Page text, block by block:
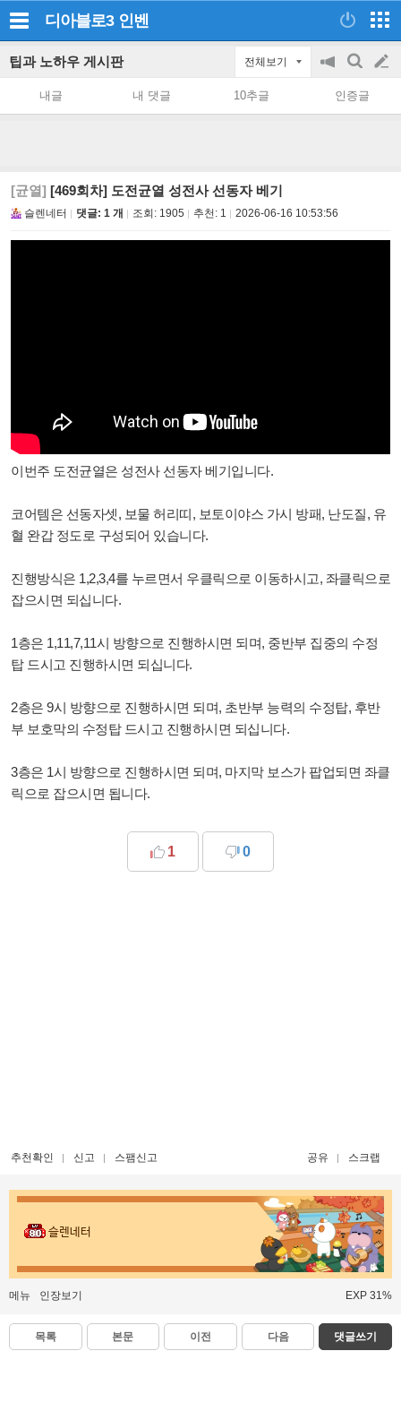
디아블로3 인벤
팁과 노하우 게시판 전체보기
공
on/off
검
색
글
쓰
내글 내 댓글 10추글 인증글
[균열] [469회차] 도전균열 성전사 선동자 베기
슬렌네터 댓글: 1 개 조회: 1905 추천: 1 2026-06-16 10:53:56
이번주 도전균열은 성전사 선동자 베기입니다.
코어템은 선동자셋, 보물 허리띠, 보토이야스 가시 방패, 난도질, 유
혈 완갑 정도로 구성되어 있습니다.
진행방식은 1,2,3,4를 누르면서 우클릭으로 이동하시고, 좌클릭으로
잡으시면 되십니다.
1층은 1,11,7,11시 방향으로 진행하시면 되며, 중반부 집중의 수정
탑 드시고 진행하시면 되십니다.
2층은 9시 방향으로 진행하시면 되며, 초반부 능력의 수정탑, 후반
부 보호막의 수정탑 드시고 진행하시면 되십니다.
3층은 1시 방향으로 진행하시면 되며, 마지막 보스가 팝업되면 좌클
릭으로 잡으시면 됩니다.
1 0
추천확인 신고 스팸신고 공유 스크랩
슬렌네터
메뉴 인장보기 EXP 31%
목록 본문 이전 다음 댓글쓰기